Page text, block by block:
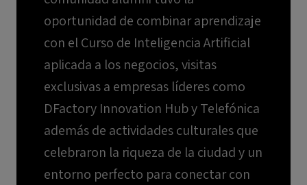
oportunidad de combinar aprendizaje
con el Curso de Inteligencia Artificial
aplicada a los negocios, visitas
exclusivas a empresas líderes como
DFactory Innovation Hub y Telefónica
además de actividades culturales que
celebraron la riqueza de la ciudad y un
entorno perfecto para conectar con